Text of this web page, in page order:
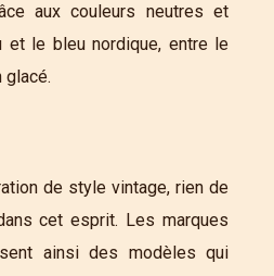
aux couleurs neutres et
et le bleu nordique, entre le
glacé.
de style vintage, rien de
cet esprit. Les marques
ainsi des modèles qui